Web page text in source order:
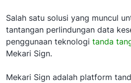
Salah satu solusi yang muncul
tantangan perlindungan data
penggunaan teknologi tanda
Mekari Sign.
Mekari Sign adalah platform